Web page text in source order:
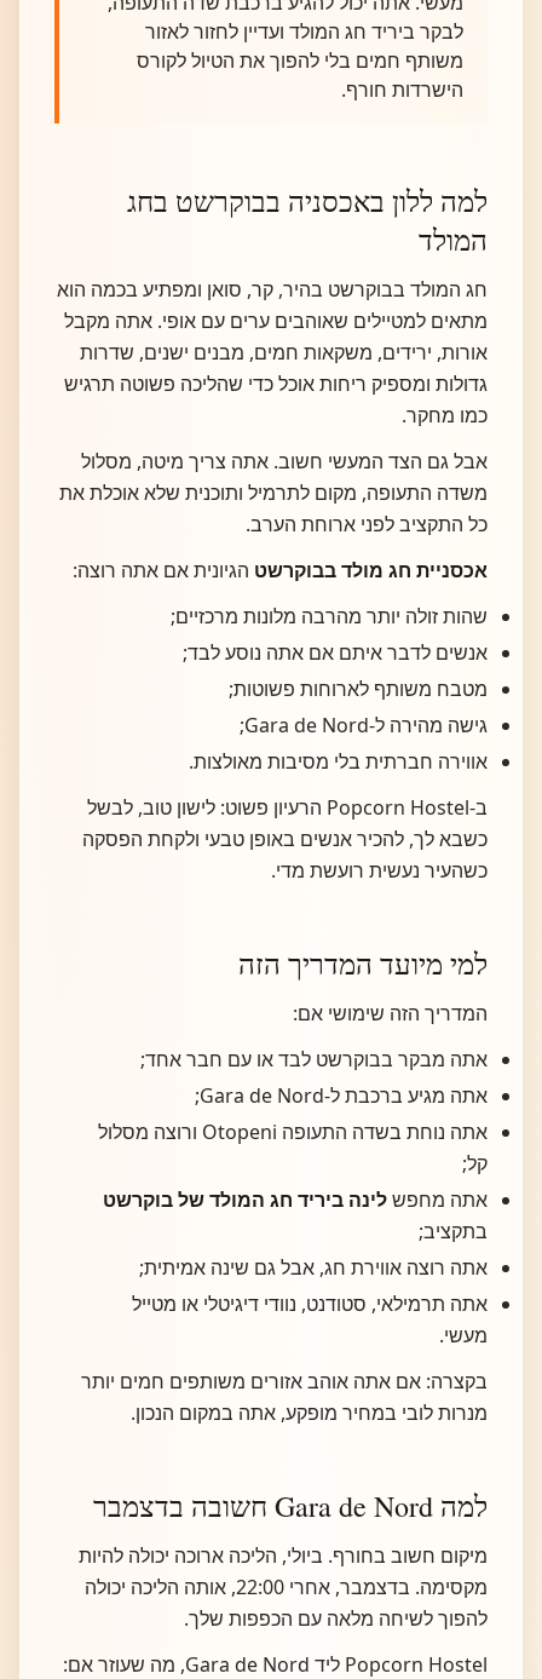
לבקר ביריד חג המולד ועדיין לחזור לאזור
משותף חמים בלי להפוך את הטיול לקורס
הישרדות חורף.
למה ללון באכסניה בבוקרשט בחג
המולד
חג המולד בבוקרשט בהיר, קר, סואן ומפתיע בכמה הוא
מתאים למטיילים שאוהבים ערים עם אופי. אתה מקבל
אורות, ירידים, משקאות חמים, מבנים ישנים, שדרות
גדולות ומספיק ריחות אוכל כדי שהליכה פשוטה תרגיש
כמו מחקר.
אבל גם הצד המעשי חשוב. אתה צריך מיטה, מסלול
משדה התעופה, מקום לתרמיל ותוכנית שלא אוכלת את
כל התקציב לפני ארוחת הערב.
אכסניית חג מולד בבוקרשט הגיונית אם אתה רוצה:
שהות זולה יותר מהרבה מלונות מרכזיים;
אנשים לדבר איתם אם אתה נוסע לבד;
מטבח משותף לארוחות פשוטות;
גישה מהירה ל-Gara de Nord;
אווירה חברתית בלי מסיבות מאולצות.
ב-Popcorn Hostel הרעיון פשוט: לישון טוב, לבשל
כשבא לך, להכיר אנשים באופן טבעי ולקחת הפסקה
כשהעיר נעשית רועשת מדי.
למי מיועד המדריך הזה
המדריך הזה שימושי אם:
אתה מבקר בבוקרשט לבד או עם חבר אחד;
אתה מגיע ברכבת ל-Gara de Nord;
אתה נוחת בשדה התעופה Otopeni ורוצה מסלול
קל;
אתה מחפשלינה ביריד חג המולד של בוקרשט
בתקציב;
אתה רוצה אווירת חג, אבל גם שינה אמיתית;
אתה תרמילאי, סטודנט, נוודי דיגיטלי או מטייל
מעשי.
בקצרה: אם אתה אוהב אזורים משותפים חמים יותר
מנרות לובי במחיר מופקע, אתה במקום הנכון.
למה Gara de Nord חשובה בדצמבר
מיקום חשוב בחורף. ביולי, הליכה ארוכה יכולה להיות
מקסימה. בדצמבר, אחרי 22:00, אותה הליכה יכולה
להפוך לשיחה מלאה עם הכפפות שלך.
Popcorn Hostel ליד Gara de Nord, מה שעוזר אם: